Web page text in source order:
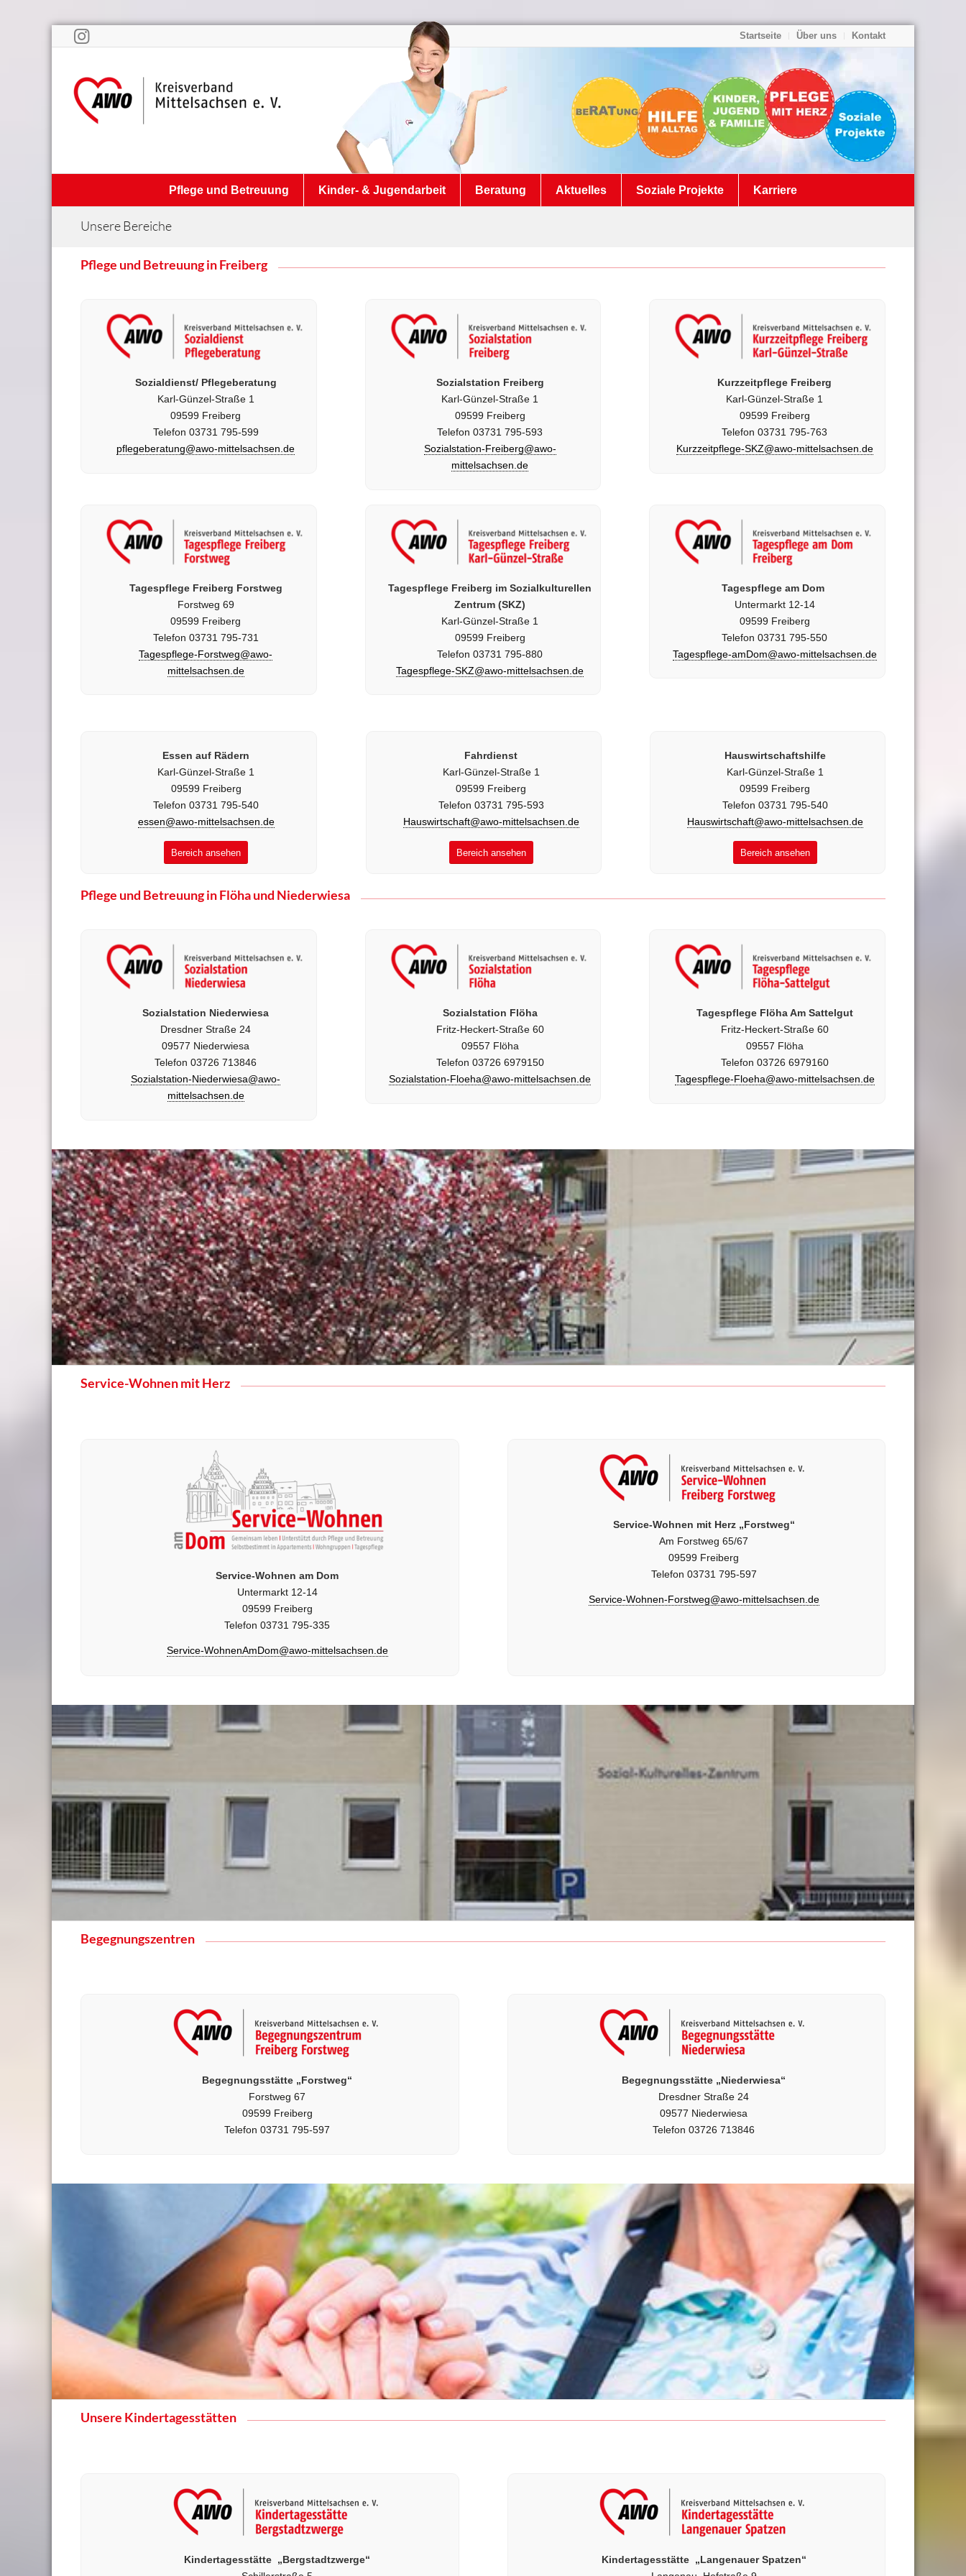
Startseite Über uns Kontakt
Pflege und Betreuung Kinder- & Jugendarbeit Beratung Aktuelles Soziale Projekte Karriere
Unsere Bereiche
Pflege und Betreuung in Freiberg
Sozialdienst/ Pflegeberatung
Karl-Günzel-Straße 1
09599 Freiberg
Telefon 03731 795-599
pflegeberatung@awo-mittelsachsen.de
Sozialstation Freiberg
Karl-Günzel-Straße 1
09599 Freiberg
Telefon 03731 795-593
Sozialstation-Freiberg@awo-
mittelsachsen.de
Kurzzeitpflege Freiberg
Karl-Günzel-Straße 1
09599 Freiberg
Telefon 03731 795-763
Kurzzeitpflege-SKZ@awo-mittelsachsen.de
Tagespflege Freiberg Forstweg
Forstweg 69
09599 Freiberg
Telefon 03731 795-731
Tagespflege-Forstweg@awo-
mittelsachsen.de
Tagespflege Freiberg im Sozialkulturellen
Zentrum (SKZ)
Karl-Günzel-Straße 1
09599 Freiberg
Telefon 03731 795-880
Tagespflege-SKZ@awo-mittelsachsen.de
Tagespflege am Dom
Untermarkt 12-14
09599 Freiberg
Telefon 03731 795-550
Tagespflege-amDom@awo-mittelsachsen.de
Essen auf Rädern
Karl-Günzel-Straße 1
09599 Freiberg
Telefon 03731 795-540
essen@awo-mittelsachsen.de
Bereich ansehen
Fahrdienst
Karl-Günzel-Straße 1
09599 Freiberg
Telefon 03731 795-593
Hauswirtschaft@awo-mittelsachsen.de
Bereich ansehen
Hauswirtschaftshilfe
Karl-Günzel-Straße 1
09599 Freiberg
Telefon 03731 795-540
Hauswirtschaft@awo-mittelsachsen.de
Bereich ansehen
Pflege und Betreuung in Flöha und Niederwiesa
Sozialstation Niederwiesa
Dresdner Straße 24
09577 Niederwiesa
Telefon 03726 713846
Sozialstation-Niederwiesa@awo-
mittelsachsen.de
Sozialstation Flöha
Fritz-Heckert-Straße 60
09557 Flöha
Telefon 03726 6979150
Sozialstation-Floeha@awo-mittelsachsen.de
Tagespflege Flöha Am Sattelgut
Fritz-Heckert-Straße 60
09557 Flöha
Telefon 03726 6979160
Tagespflege-Floeha@awo-mittelsachsen.de
Service-Wohnen mit Herz
Service-Wohnen am Dom
Untermarkt 12-14
09599 Freiberg
Telefon 03731 795-335
Service-WohnenAmDom@awo-mittelsachsen.de
Service-Wohnen mit Herz „Forstweg“
Am Forstweg 65/67
09599 Freiberg
Telefon 03731 795-597
Service-Wohnen-Forstweg@awo-mittelsachsen.de
Begegnungszentren
Begegnungsstätte „Forstweg“
Forstweg 67
09599 Freiberg
Telefon 03731 795-597
Begegnungsstätte „Niederwiesa“
Dresdner Straße 24
09577 Niederwiesa
Telefon 03726 713846
Unsere Kindertagesstätten
Kindertagesstätte „Bergstadtzwerge“
Kindertagesstätte „Langenauer Spatzen“